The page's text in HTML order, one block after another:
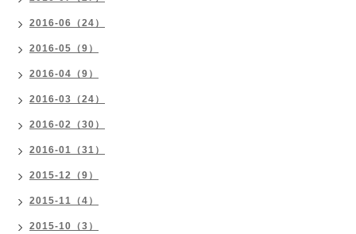
2016-06（24）
2016-05（9）
2016-04（9）
2016-03（24）
2016-02（30）
2016-01（31）
2015-12（9）
2015-11（4）
2015-10（3）